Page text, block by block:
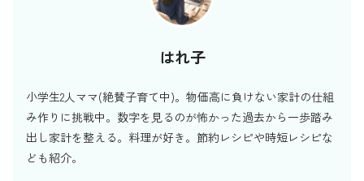
はれ子
小学生2人ママ(絶賛子育て中)。物価高に負けない家計の仕組
み作りに挑戦中。数字を見るのが怖かった過去から一歩踏み
出し家計を整える。料理が好き。節約レシピや時短レシピな
ども紹介。